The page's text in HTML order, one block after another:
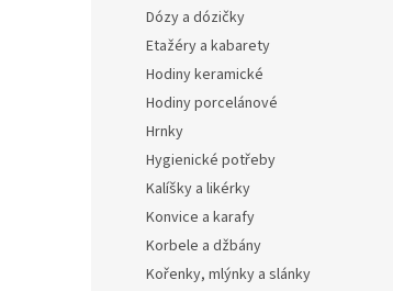
Dózy a dózičky
Etažéry a kabarety
Hodiny keramické
Hodiny porcelánové
Hrnky
Hygienické potřeby
Kalíšky a likérky
Konvice a karafy
Korbele a džbány
Kořenky, mlýnky a slánky